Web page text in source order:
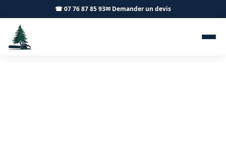
☎ 07 76 87 85 93✉ Demander un devis